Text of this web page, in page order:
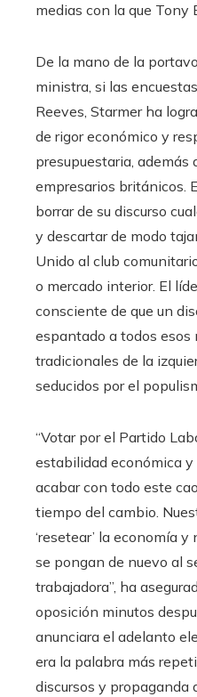
medias con la que Tony
De la mano de la
ministra, si las
Reeves, Starmer ha
de rigor económico y
presupuestaria, además
empresarios británicos.
borrar de su discurso
y descartar de modo
Unido al club
o mercado interior. El
consciente de que un
espantado a todos
tradicionales de la
seducidos por el
“Votar por el Partido
estabilidad económica
acabar con todo este
tiempo del cambio.
‘resetear’ la economía
se pongan de nuevo al
trabajadora”, ha
oposición minutos
anunciara el adelanto
era la palabra más
discursos y propaganda